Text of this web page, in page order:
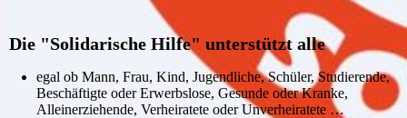
Die "Solidarische Hilfe" unterstützt alle
egal ob Mann, Frau, Kind, Jugendliche, Schüler, Studierende,
Beschäftigte oder Erwerbslose, Gesunde oder Kranke,
Alleinerziehende, Verheiratete oder Unverheiratete …